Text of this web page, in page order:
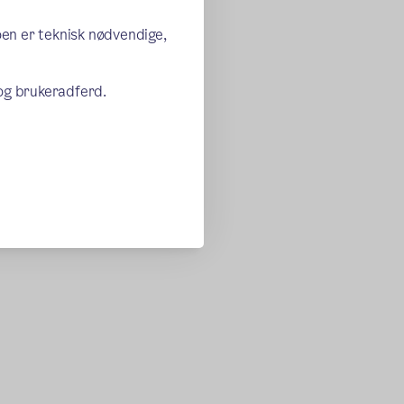
er teknisk nødvendige,
brukeradferd.